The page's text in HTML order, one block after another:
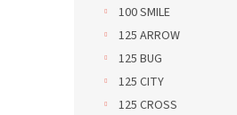
100 SMILE
125 ARROW
125 BUG
125 CITY
125 CROSS